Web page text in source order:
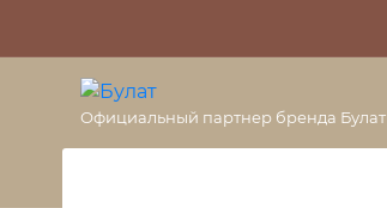
+7 (495) 477-56-25
Официальный партнер бренда Булат